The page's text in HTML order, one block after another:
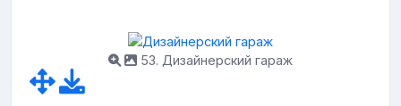
53. Дизайнерский гараж